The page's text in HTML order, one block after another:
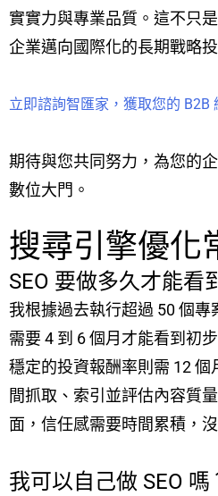
實實力與專業品質。這不只
企業邁向國際化的長期戰略投
立即諮詢智匯家，獲取您的 B2B
期待與您共同努力，為您的
數位大門。
搜尋引擎優化
SEO 要做多久才能看
我根據過去執行超過 50 個專
需要 4 到 6 個月才能看到初
穩定的投資報酬率則需 12
間抓取、索引並評估內容質
面，信任感需要時間累積，
我可以自己做 SEO